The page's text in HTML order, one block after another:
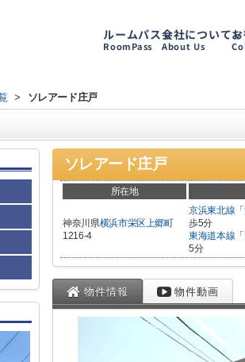
ルームパス
RoomPass
会社について
About Us
> ソレアード庄戸
ソレアード庄戸
所在地
神奈川県横浜市栄区上郷町
1216-4
京浜東北線 「
歩5分
東海道本線 「
5分
物件情報 物件動画